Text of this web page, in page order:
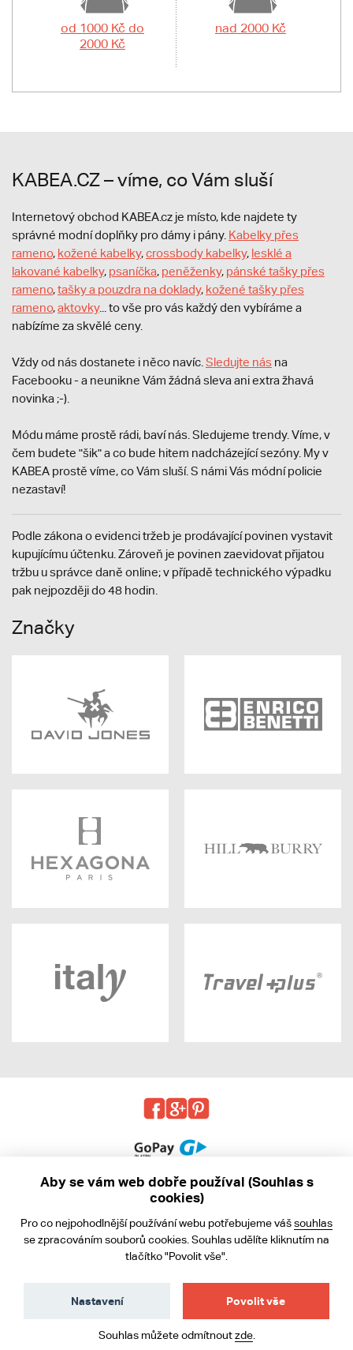
od 1000 Kč do
2000 Kč
nad 2000 Kč
KABEA.CZ – víme, co Vám sluší
Internetový obchod KABEA.cz je místo, kde najdete ty
správné modní doplňky pro dámy i pány. Kabelky přes
rameno, kožené kabelky,crossbody kabelky, lesklé a
lakované kabelky, psaníčka, peněženky, pánské tašky přes
rameno,tašky a pouzdra na doklady, kožené tašky přes
rameno,aktovky... to vše pro vás každý den vybíráme a
nabízíme za skvělé ceny.
Vždy od nás dostanete i něco navíc. Sledujte nás na
Facebooku - a neunikne Vám žádná sleva ani extra žhavá
novinka ;-).
Módu máme prostě rádi, baví nás. Sledujeme trendy. Víme, v
čem budete "šik" a co bude hitem nadcházející sezóny. My v
KABEA prostě víme, co Vám sluší. S námi Vás módní policie
nezastaví!
Podle zákona o evidenci tržeb je prodávající povinen vystavit
kupujícímu účtenku. Zároveň je povinen zaevidovat přijatou
tržbu u správce daně online; v případě technického výpadku
pak nejpozději do 48 hodin.
Značky
Obchodní podmínky
Ochrana osobních údajů
Aby se vám web dobře používal (Souhlas s
cookies)
Pro co nejpohodlnější používání webu potřebujeme vášsouhlas
se zpracováním souborů cookies. Souhlas udělíte kliknutím na
tlačítko "Povolit vše".
Povolit vše
Nastavení
Souhlas můžete odmítnoutzde.